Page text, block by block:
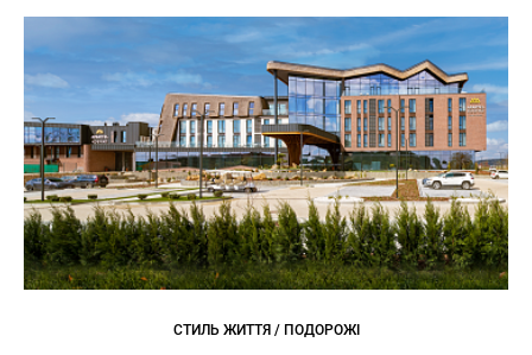
СТИЛЬ ЖИТТЯ / ПОДОРОЖІ